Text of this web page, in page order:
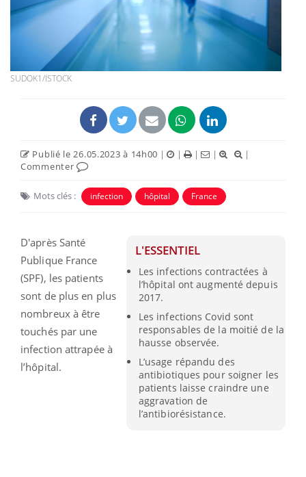
SUDOK1/ISTOCK
Publié le 26.05.2023 à 14h00 | | | |
|
Commenter
Mots clés : infection hôpital France
L'ESSENTIEL
Les infections contractées à
l’hôpital ont augmenté depuis
2017.
Les infections Covid sont
responsables de la moitié de la
hausse observée.
L’usage répandu des
antibiotiques pour soigner les
patients laisse craindre une
aggravation de
l’antibiorésistance.
D'après Santé
Publique France
(SPF), les patients
sont de plus en plus
nombreux à être
touchés par une
infection attrapée à
l’hôpital.